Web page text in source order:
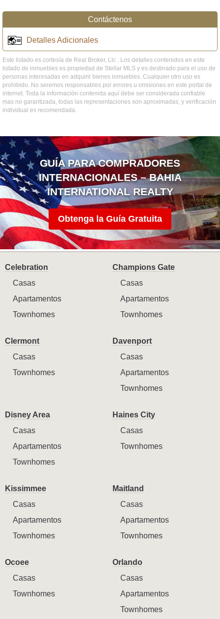
Contáctenos
Detalles Adicionales
Este listado es cortesía de Real Broker, Llc . Los detalles contenidos en este
listado de inmuebles es propiedad de Stellar MLS y es destinado para el uso de
personas interesadas en adquirir bienes inmuebles. Cualquier otro uso es
prohibido. No seremos responsables por errores u omisiones en este portal de
internet. Toda la información contenida aquí debe ser considerada confiable
mas no garantizada, todas las representaciones son aproximadas, y verificación
individual es recomendada.
GUÍA PARA COMPRADORES
INTERNACIONALES – BAHIA
INTERNATIONAL REALTY
Obtenga la Guía Gratuita
Celebration
Casas
Apartamentos
Townhomes
Champions Gate
Casas
Apartamentos
Townhomes
Clermont
Casas
Townhomes
Davenport
Casas
Apartamentos
Townhomes
Disney Area
Casas
Apartamentos
Townhomes
Haines City
Casas
Townhomes
Kissimmee
Casas
Apartamentos
Townhomes
Maitland
Casas
Apartamentos
Townhomes
Ocoee
Casas
Townhomes
Orlando
Casas
Apartamentos
Townhomes